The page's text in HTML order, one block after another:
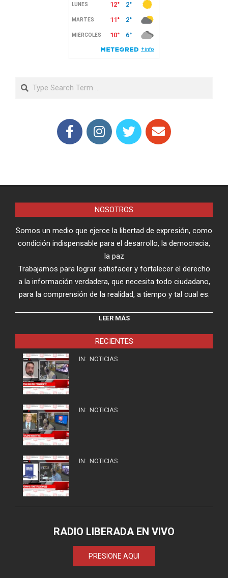
Search
NOSOTROS
Somos un medio que ejerce la libertad de expresión, como
condición indispensable para el desarrollo, la democracia,
la paz
Trabajamos para lograr satisfacer y fortalecer el derecho
a la información verdadera, que necesita todo ciudadano,
para la comprensión de la realidad, a tiempo y tal cual es.
LEER MÁS
RECIENTES
IN: NOTICIAS
IN: NOTICIAS
IN: NOTICIAS
RADIO LIBERADA EN VIVO
PRESIONE AQUI